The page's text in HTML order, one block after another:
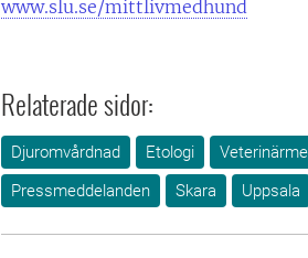
www.slu.se/mittlivmedhund
Relaterade sidor:
Djuromvårdnad Etologi
Pressmeddelanden
Skara Uppsala